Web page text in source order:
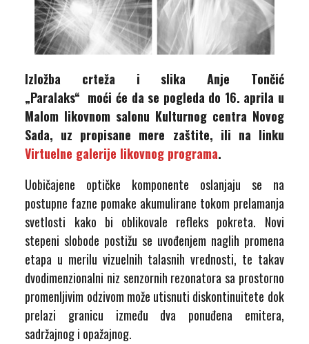
Izložba crteža i slika Anje Tončić
„Paralaks“ moći će da se pogleda do 16. aprila u
Malom likovnom salonu Kulturnog centra Novog
Sada, uz propisane mere zaštite, ili na linku
Virtuelne galerije likovnog programa.
Uobičajene optičke komponente oslanjaju se na
postupne fazne pomake akumulirane tokom prelamanja
svetlosti kako bi oblikovale refleks pokreta. Novi
stepeni slobode postižu se uvođenjem naglih promena
etapa u merilu vizuelnih talasnih vrednosti, te takav
dvodimenzionalni niz senzornih rezonatora sa prostorno
promenljivim odzivom može utisnuti diskontinuitete dok
prelazi granicu između dva ponuđena emitera,
sadržajnog i opažajnog.